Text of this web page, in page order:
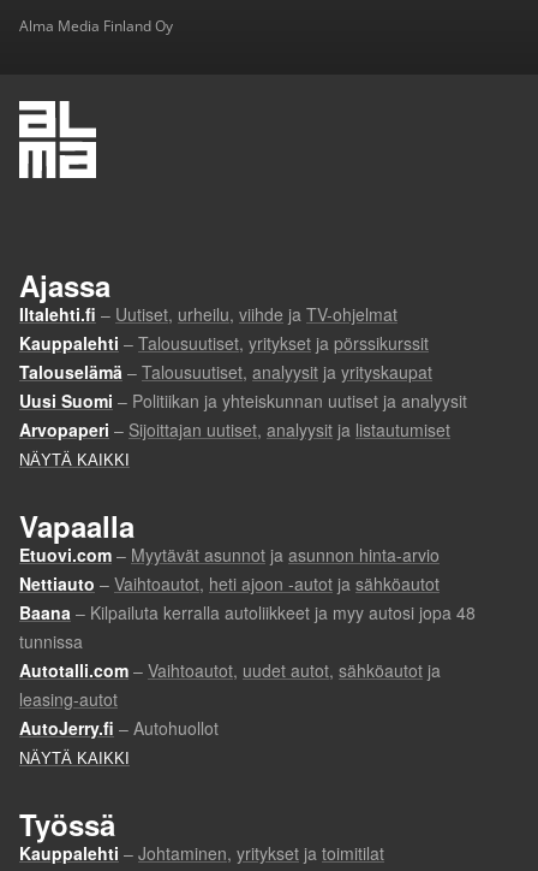
Alma Media Finland Oy